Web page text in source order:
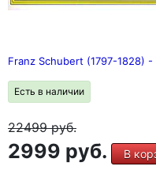
Franz Schubert (1797-1828)
Есть в наличии
22499руб.
2999 руб. В